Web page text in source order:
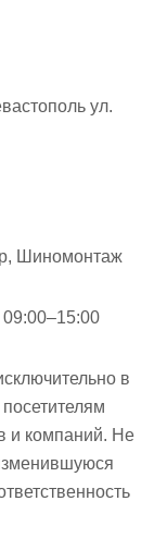
ул.
Шиномонтаж
09:00–15:00
в
и компаний. Не